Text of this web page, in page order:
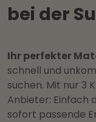
bei der
Ihr perfekter
schnell und
suchen. Mit nur 3
Anbieter: Einfach
sofort passende